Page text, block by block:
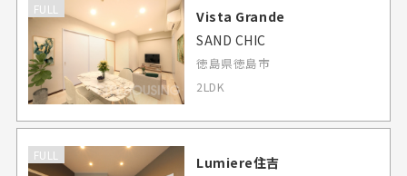
FULL
Vista Grande
SAND CHIC
徳島県徳島市
2LDK
FULL
Lumiere住吉